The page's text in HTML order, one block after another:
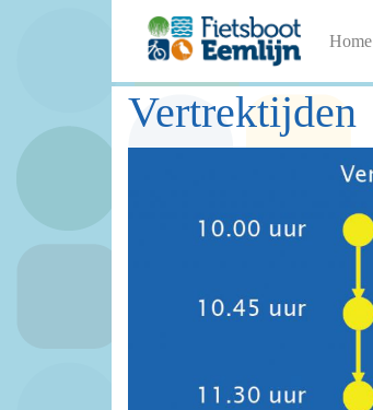
Home
Vertrektijden